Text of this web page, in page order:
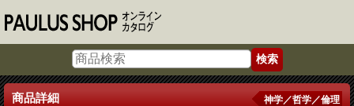
商品詳細 神学／哲学／倫理